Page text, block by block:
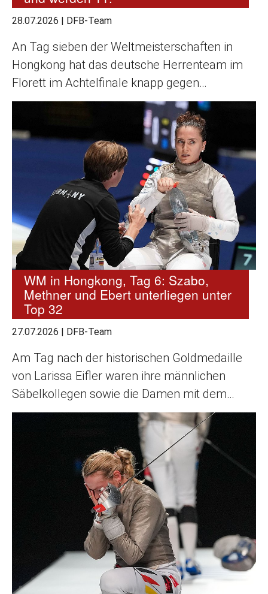
28.07.2026 DFB-Team
An Tag sieben der Weltmeisterschaften in
Hongkong hat das deutsche Herrenteam im
Florett im Achtelfinale knapp gegen…
WM in Hongkong, Tag 6: Szabo,
Methner und Ebert unterliegen unter
Top 32
27.07.2026 DFB-Team
Am Tag nach der historischen Goldmedaille
von Larissa Eifler waren ihre männlichen
Säbelkollegen sowie die Damen mit dem…